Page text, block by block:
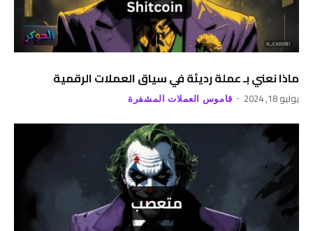
ماذا نعني بـ عملة رديئة في سياق العملات الرقمية
يوليو 18, 2024 قاموس العملات المشفرة